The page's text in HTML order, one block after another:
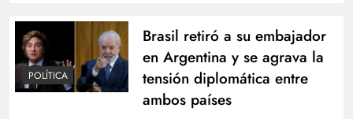
POLÍTICA
Brasil retiró a su embajador
en Argentina y se agrava la
tensión diplomática entre
ambos países